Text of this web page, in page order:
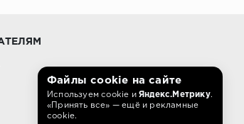
влажностью.
Файлы cookie на сайте
Используем cookie и Яндекс.Метрику.
«Принять все» — ещё и рекламные
cookie.